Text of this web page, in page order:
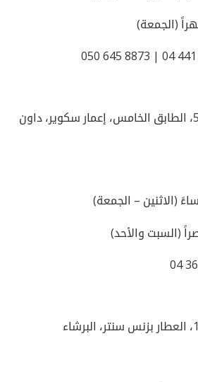
مكتب رقم 501، الطابق الخامس، إعمار سكوير، داون